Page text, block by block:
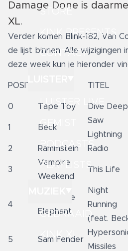
STORE
KINK PRESENTS
CONTACT
LUISTER LIVE
GEMIST
PODCASTS
PLAYLISTS
GEDRAAID
KINK XL
Damage Done is
XL.
Verder komen Blink-182, Van
de lijst binnen. Alle wijzigingen
deze week kun je hieronder
POSITIE TITEL
0
Tape Toy Dive
1 Beck
Saw
Lightning
2 Rammstein Radio
3
Vampire
Weekend
This Life
4
Cage The
Elephant
Night
Running
(feat.
5 Sam Fender
Missiles